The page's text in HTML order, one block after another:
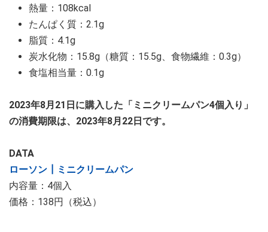
熱量：108kcal
たんぱく質：2.1g
脂質：4.1g
炭水化物：15.8g（糖質：15.5g、食物繊維：0.3g）
食塩相当量：0.1g
2023年8月21日に購入した「ミニクリームパン4個入り」
の消費期限は、2023年8月22日です。
DATA
ローソン┃ミニクリームパン
内容量：4個入
価格：138円（税込）